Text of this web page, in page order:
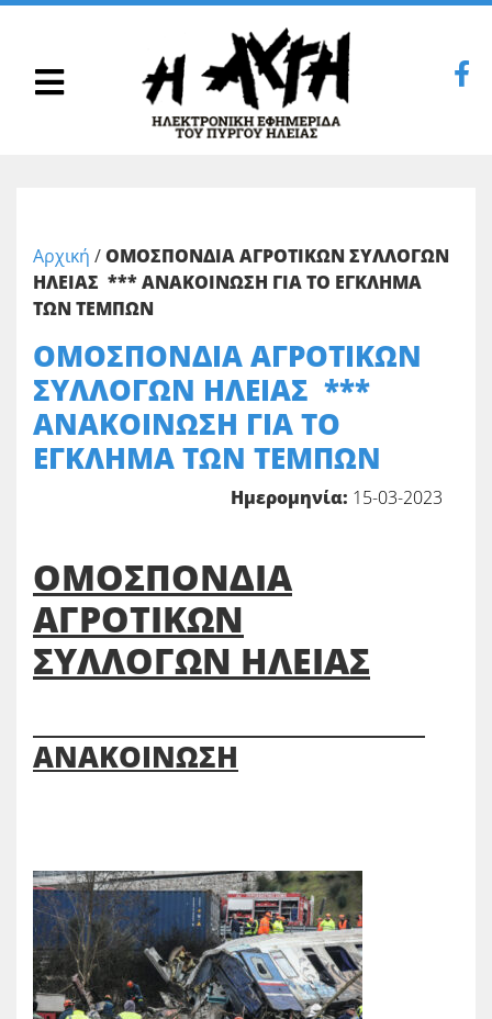
Αρχική /ΟΜΟΣΠΟΝΔΙΑ ΑΓΡΟΤΙΚΩΝ ΣΥΛΛΟΓΩΝ
ΗΛΕΙΑΣ *** ΑΝΑΚΟΙΝΩΣΗ ΓΙΑ ΤΟ ΕΓΚΛΗΜΑ
ΤΩΝ ΤΕΜΠΩΝ
ΟΜΟΣΠΟΝΔΙΑ ΑΓΡΟΤΙΚΩΝ
ΣΥΛΛΟΓΩΝ ΗΛΕΙΑΣ ***
ΑΝΑΚΟΙΝΩΣΗ ΓΙΑ ΤΟ
ΕΓΚΛΗΜΑ ΤΩΝ ΤΕΜΠΩΝ
Ημερομηνία: 15-03-2023
ΟΜΟΣΠΟΝΔΙΑ
ΑΓΡΟΤΙΚΩΝ
ΣΥΛΛΟΓΩΝ ΗΛΕΙΑΣ
ΑΝΑΚΟΙΝΩΣΗ